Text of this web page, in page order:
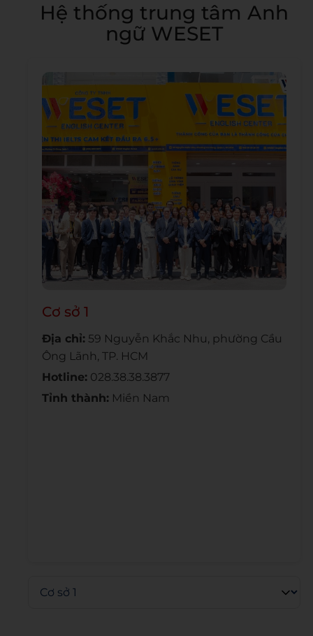
Hệ thống trung tâm Anh
ngữ WESET
Cơ sở 1
Địa chỉ: 59 Nguyễn Khắc Nhu, phường Cầu
Ông Lãnh, TP. HCM
Hotline: 028.38.38.3877
Tỉnh thành: Miền Nam